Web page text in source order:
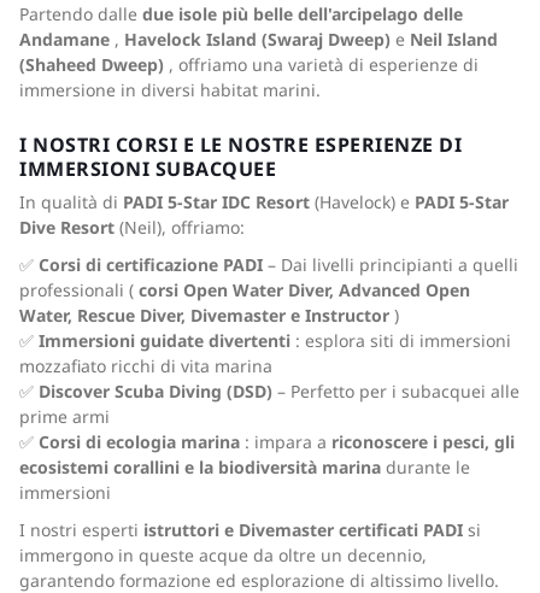
Partendo dalle due isole più belle dell'arcipelago delle
Andamane , Havelock Island (Swaraj Dweep) e Neil Island
(Shaheed Dweep) , offriamo una varietà di esperienze di
immersione in diversi habitat marini.
I NOSTRI CORSI E LE NOSTRE ESPERIENZE DI
IMMERSIONI SUBACQUEE
In qualità di PADI 5-Star IDC Resort (Havelock) e PADI 5-Star
Dive Resort (Neil), offriamo:
✅ Corsi di certificazione PADI – Dai livelli principianti a quelli
professionali ( corsi Open Water Diver, Advanced Open
Water, Rescue Diver, Divemaster e Instructor )
✅ Immersioni guidate divertenti : esplora siti di immersioni
mozzafiato ricchi di vita marina
✅ Discover Scuba Diving (DSD) – Perfetto per i subacquei alle
prime armi
✅ Corsi di ecologia marina : impara a riconoscere i pesci, gli
ecosistemi corallini e la biodiversità marina durante le
immersioni
I nostri esperti istruttori e Divemaster certificati PADI si
immergono in queste acque da oltre un decennio,
garantendo formazione ed esplorazione di altissimo livello.